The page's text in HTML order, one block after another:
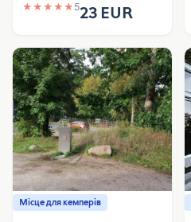
★ ★ ★ ★ ★523 EUR
Місце для кемперів